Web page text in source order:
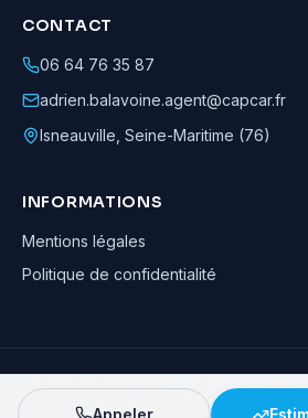
CONTACT
06 64 76 35 87
adrien.balavoine.agent@capcar.fr
Isneauville Seine-Maritime (76)
INFORMATIONS
Mentions légales
Politique de confidentialité
Adrien Balavoine—Agent automobile
· Tous droits
Appeler